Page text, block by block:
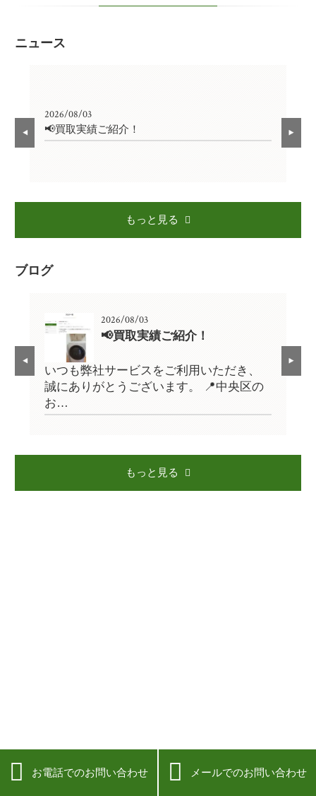
ニュース
2026/08/03
📢買取実績ご紹介！
もっと見る
ブログ
2026/08/03
📢買取実績ご紹介！
いつも弊社サービスをご利用いただき、
誠にありがとうございます。 📍中央区の
お…
もっと見る
 お電話でのお問い合わせ  メールでのお問い合わせ